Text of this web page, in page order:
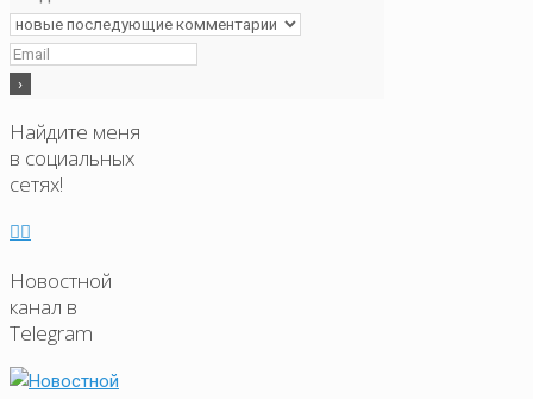
Найдите меня
в социальных
сетях!
Новостной
канал в
Telegram